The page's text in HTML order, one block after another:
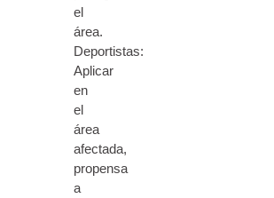
el
área.
Deportistas:
Aplicar
en
el
área
afectada,
propensa
a